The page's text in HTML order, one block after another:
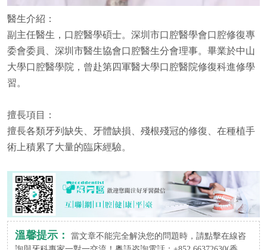
醫生介紹：
副主任醫生，口腔醫學碩士。深圳市口腔醫學會口腔修復專
委會委員、深圳市醫生協會口腔醫生分會理事。畢業於中山
大學口腔醫學院，曾赴第四軍醫大學口腔醫院修復科進修學
習。
擅長項目：
擅長各類牙列缺失、牙體缺損、殘根殘冠的修復、在種植手
術上積累了大量的臨床經驗。
溫馨提示：
當文章不能完全解決您的問題時，請點擊在線咨